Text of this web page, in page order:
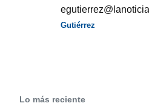
Gutiérrez
Lo más reciente